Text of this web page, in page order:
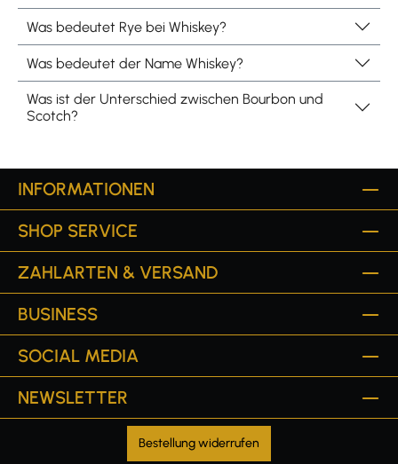
Was bedeutet Rye bei Whiskey?
Was bedeutet der Name Whiskey?
Was ist der Unterschied zwischen Bourbon und
Scotch?
INFORMATIONEN
SHOP SERVICE
ZAHLARTEN & VERSAND
BUSINESS
SOCIAL MEDIA
NEWSLETTER
Bestellung widerrufen